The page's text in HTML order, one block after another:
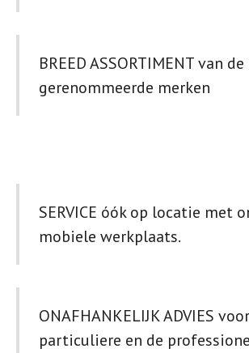
BREED ASSORTIMENT van
gerenommeerde merken
SERVICE óók op locatie met
mobiele werkplaats.
ONAFHANKELIJK ADVIES
particuliere en de